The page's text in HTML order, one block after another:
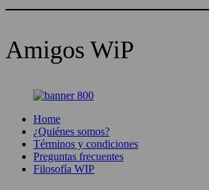
Amigos WiP
Home
¿Quiénes somos?
Términos y condiciones
Preguntas frecuentes
Filosofía WIP